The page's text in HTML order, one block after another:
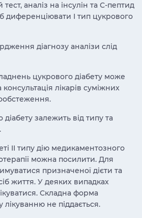
аналіз на інсулін та С-пептид
диференціювати І тип цукрового
діагнозу аналізи слід
цукрового діабету може
лікарів суміжних
залежить від типу та
II типу дію медикаментозного
можна посилити. Для
призначеної дієти та
життя. У деяких випадках
Складна форма
не піддається.